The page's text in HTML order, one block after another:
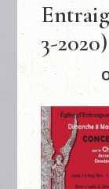
3-2020)